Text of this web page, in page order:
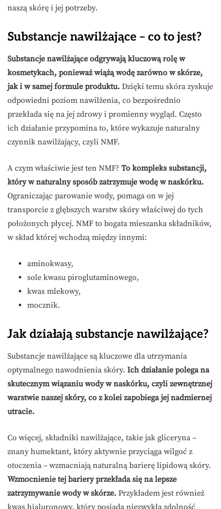
naszą skórę i jej potrzeby.
Substancje nawilżające – co to jest?
Substancje nawilżające odgrywają kluczową rolę w
kosmetykach, ponieważ wiążą wodę zarówno w skórze,
jak i w samej formule produktu. Dzięki temu skóra zyskuje
odpowiedni poziom nawilżenia, co bezpośrednio
przekłada się na jej zdrowy i promienny wygląd. Często
ich działanie przypomina to, które wykazuje naturalny
czynnik nawilżający, czyli NMF.
A czym właściwie jest ten NMF? To kompleks substancji,
który w naturalny sposób zatrzymuje wodę w naskórku.
Ograniczając parowanie wody, pomaga on w jej
transporcie z głębszych warstw skóry właściwej do tych
położonych płycej. NMF to bogata mieszanka składników,
w skład której wchodzą między innymi:
aminokwasy,
sole kwasu piroglutaminowego,
kwas mlekowy,
mocznik.
Jak działają substancje nawilżające?
Substancje nawilżające są kluczowe dla utrzymania
optymalnego nawodnienia skóry. Ich działanie polega na
skutecznym wiązaniu wody w naskórku, czyli zewnętrznej
warstwie naszej skóry, co z kolei zapobiega jej nadmiernej
utracie.
Co więcej, składniki nawilżające, takie jak gliceryna –
znany humektant, który aktywnie przyciąga wilgoć z
otoczenia – wzmacniają naturalną barierę lipidową skóry.
Wzmocnienie tej bariery przekłada się na lepsze
zatrzymywanie wody w skórze. Przykładem jest również